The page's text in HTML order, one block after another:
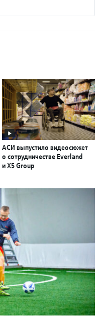
АСИ выпустило видеосюжет
о сотрудничестве Everland
и X5 Group